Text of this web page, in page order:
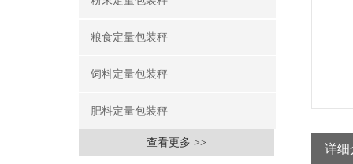
粮食定量包装秤
饲料定量包装秤
肥料定量包装秤
查看更多 >> 详细